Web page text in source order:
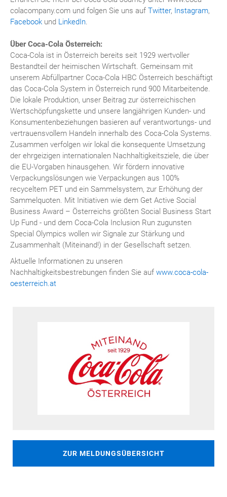
colacompany.com und folgen Sie uns auf Twitter, Instagram,
Facebook und LinkedIn.
Über Coca-Cola Österreich:
Coca-Cola ist in Österreich bereits seit 1929 wertvoller
Bestandteil der heimischen Wirtschaft. Gemeinsam mit
unserem Abfüllpartner Coca-Cola HBC Österreich beschäftigt
das Coca-Cola System in Österreich rund 900 Mitarbeitende.
Die lokale Produktion, unser Beitrag zur österreichischen
Wertschöpfungskette und unsere langjährigen Kunden- und
Konsumentenbeziehungen basieren auf verantwortungs- und
vertrauensvollem Handeln innerhalb des Coca-Cola Systems.
Zusammen verfolgen wir lokal die konsequente Umsetzung
der ehrgeizigen internationalen Nachhaltigkeitsziele, die über
die EU-Vorgaben hinausgehen. Wir fördern innovative
Verpackungslösungen wie Verpackungen aus 100%
recyceltem PET und ein Sammelsystem, zur Erhöhung der
Sammelquoten. Mit Initiativen wie dem Get Active Social
Business Award – Österreichs größten Social Business Start
Up Fund - und dem Coca-Cola Inclusion Run zugunsten
Special Olympics wollen wir Signale zur Stärkung und
Zusammenhalt (Miteinand!) in der Gesellschaft setzen.
Aktuelle Informationen zu unseren
Nachhaltigkeitsbestrebungen finden Sie auf www.coca-cola-
oesterreich.at
ZUR MELDUNGSÜBERSICHT